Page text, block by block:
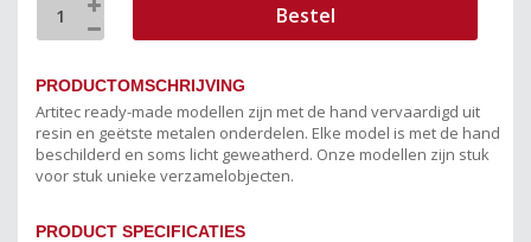
Bestel
PRODUCTOMSCHRIJVING
Artitec ready-made modellen zijn met de hand vervaardigd uit
resin en geëtste metalen onderdelen. Elke model is met de hand
beschilderd en soms licht geweatherd. Onze modellen zijn stuk
voor stuk unieke verzamelobjecten.
PRODUCT SPECIFICATIES